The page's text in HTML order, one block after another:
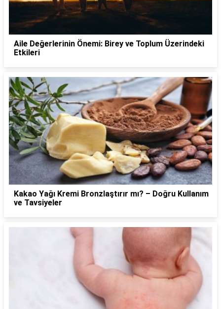
Aile Değerlerinin Önemi: Birey ve Toplum Üzerindeki
Etkileri
Kakao Yağı Kremi Bronzlaştırır mı? – Doğru Kullanım
ve Tavsiyeler